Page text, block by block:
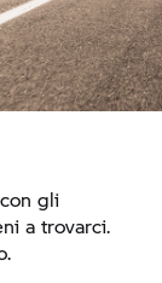
gli
a trovarci.